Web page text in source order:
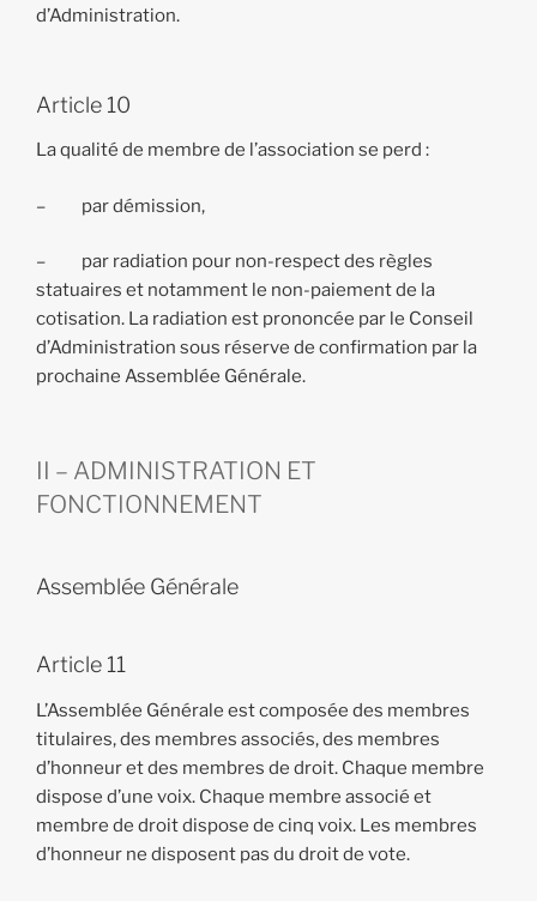
d’Administration.
Article 10
La qualité de membre de l’association se perd :
– par démission,
– par radiation pour non-respect des règles
statuaires et notamment le non-paiement de la
cotisation. La radiation est prononcée par le Conseil
d’Administration sous réserve de confirmation par la
prochaine Assemblée Générale.
II – ADMINISTRATION ET
FONCTIONNEMENT
Assemblée Générale
Article 11
L’Assemblée Générale est composée des membres
titulaires, des membres associés, des membres
d’honneur et des membres de droit. Chaque membre
dispose d’une voix. Chaque membre associé et
membre de droit dispose de cinq voix. Les membres
d’honneur ne disposent pas du droit de vote.